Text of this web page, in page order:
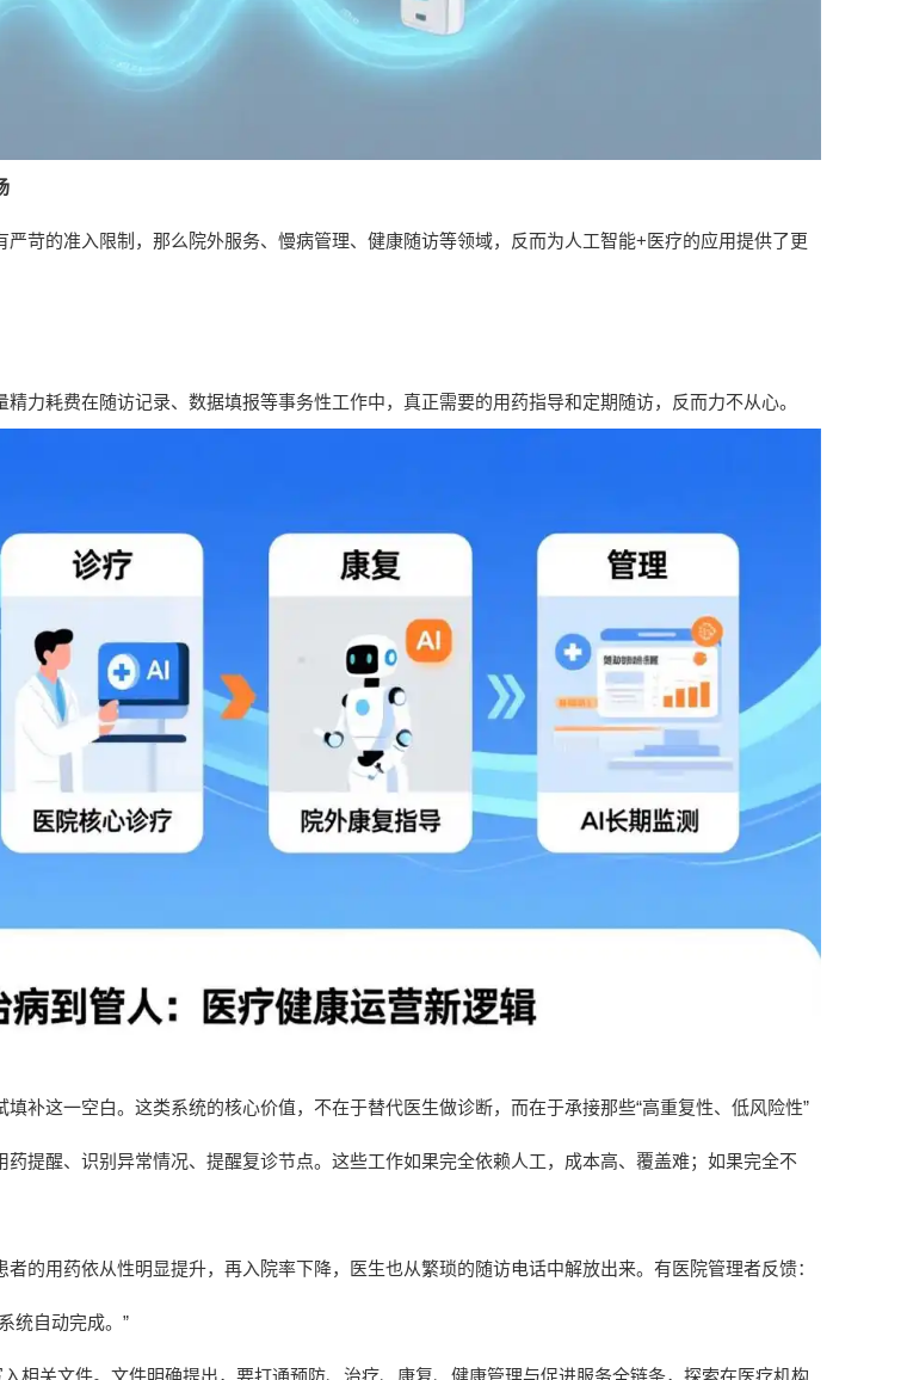
苛的准入限制，那么院外服务、慢病管理、健康随访等领域，反而为人工智能+医疗的应用提供了更
力耗费在随访记录、数据填报等事务性工作中，真正需要的用药指导和定期随访，反而力不从心。
补这一空白。这类系统的核心价值，不在于替代医生做诊断，而在于承接那些“高重复性、低风险性”
提醒、识别异常情况、提醒复诊节点。这些工作如果完全依赖人工，成本高、覆盖难；如果完全不
的用药依从性明显提升，再入院率下降，医生也从繁琐的随访电话中解放出来。有医院管理者反馈：
统自动完成。”